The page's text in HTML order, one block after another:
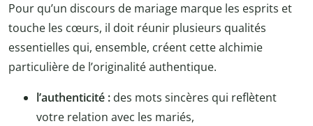
Pour qu’un discours de mariage marque les esprits et
touche les cœurs, il doit réunir plusieurs qualités
essentielles qui, ensemble, créent cette alchimie
particulière de l’originalité authentique.
l’authenticité : des mots sincères qui reflètent
votre relation avec les mariés,